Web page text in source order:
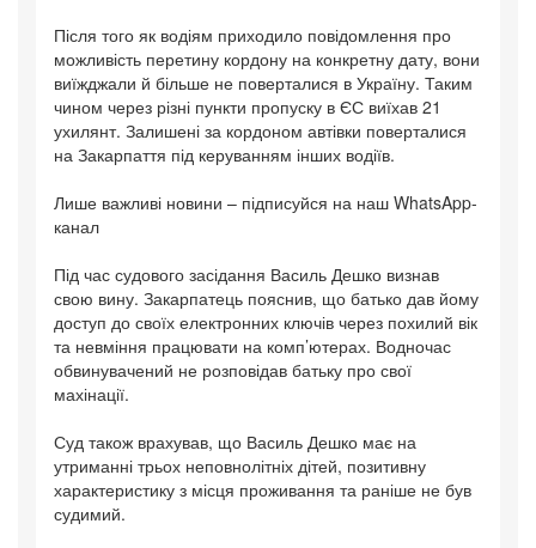
Після того як водіям приходило повідомлення про
можливість перетину кордону на конкретну дату, вони
виїжджали й більше не поверталися в Україну. Таким
чином через різні пункти пропуску в ЄС виїхав 21
ухилянт. Залишені за кордоном автівки поверталися
на Закарпаття під керуванням інших водіїв.
Лише важливі новини – підписуйся на наш WhatsApp-
канал
Під час судового засідання Василь Дешко визнав
свою вину. Закарпатець пояснив, що батько дав йому
доступ до своїх електронних ключів через похилий вік
та невміння працювати на комп’ютерах. Водночас
обвинувачений не розповідав батьку про свої
махінації.
Суд також врахував, що Василь Дешко має на
утриманні трьох неповнолітніх дітей, позитивну
характеристику з місця проживання та раніше не був
судимий.